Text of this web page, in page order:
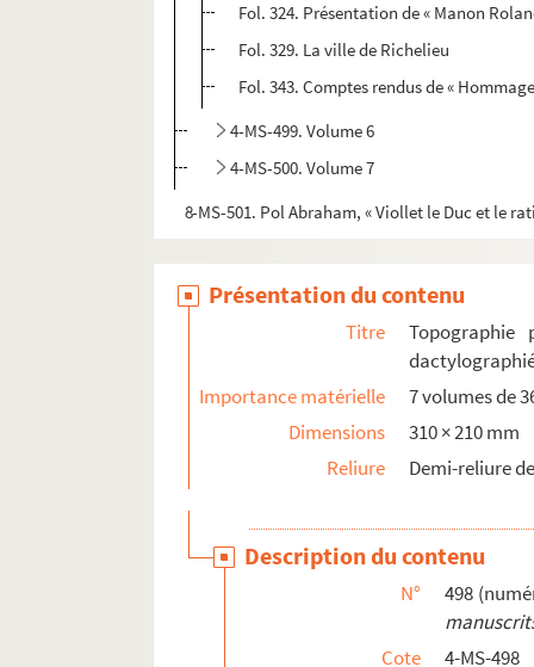
Fol. 324. Présentation de « Manon
Fol. 329. La ville de Richelieu
Fol. 343. Comptes rendus de «
4-MS-499. Volume 6
4-MS-500. Volume 7
8-MS-501. Pol Abraham, « Viollet le Duc et le
Présentation du contenu
Titre
Topographie
Importance matérielle
7 volumes de
Dimensions
310 × 210 mm
Reliure
Demi-reliure
Description du contenu
N°
498
Cote
4-MS-498